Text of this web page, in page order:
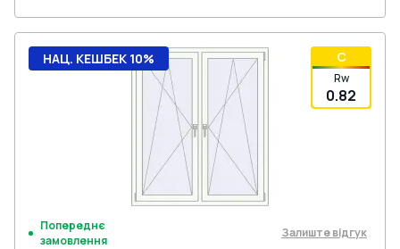
C
Rw
0.82
НАЦ. КЕШБЕК 10%
Попереднє
замовлення
Залиште відгук